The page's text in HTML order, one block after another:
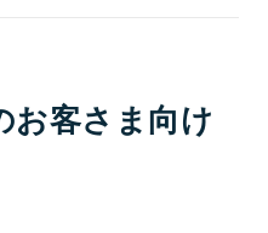
お客さま向け